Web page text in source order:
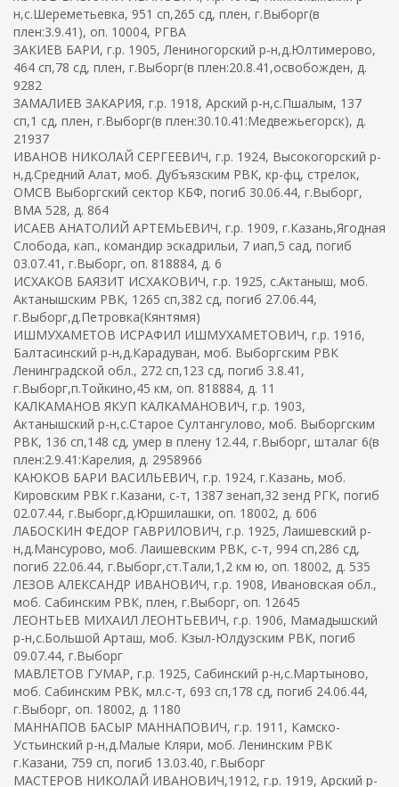
н,с.Шереметьевка, 951 сп,265 сд, плен, г.Выборг(в
плен:3.9.41), оп. 10004, РГВА
ЗАКИЕВ БАРИ, г.р. 1905, Лениногорский р-н,д.Юлтимерово,
464 сп,78 сд, плен, г.Выборг(в плен:20.8.41,освобожден, д.
9282
ЗАМАЛИЕВ ЗАКАРИЯ, г.р. 1918, Арский р-н,с.Пшалым, 137
сп,1 сд, плен, г.Выборг(в плен:30.10.41:Медвежьегорск), д.
21937
ИВАНОВ НИКОЛАЙ СЕРГЕЕВИЧ, г.р. 1924, Высокогорский р-
н,д.Средний Алат, моб. Дубъязским РВК, кр-фц, стрелок,
ОМСВ Выборгский сектор КБФ, погиб 30.06.44, г.Выборг,
ВМА 528, д. 864
ИСАЕВ АНАТОЛИЙ АРТЕМЬЕВИЧ, г.р. 1909, г.Казань,Ягодная
Слобода, кап., командир эскадрильи, 7 иап,5 сад, погиб
03.07.41, г.Выборг, оп. 818884, д. 6
ИСХАКОВ БАЯЗИТ ИСХАКОВИЧ, г.р. 1925, с.Актаныш, моб.
Актанышским РВК, 1265 сп,382 сд, погиб 27.06.44,
г.Выборг,д.Петровка(Кянтямя)
ИШМУХАМЕТОВ ИСРАФИЛ ИШМУХАМЕТОВИЧ, г.р. 1916,
Балтасинский р-н,д.Карадуван, моб. Выборгским РВК
Ленинградской обл., 272 сп,123 сд, погиб 3.8.41,
г.Выборг,п.Тойкино,45 км, оп. 818884, д. 11
КАЛКАМАНОВ ЯКУП КАЛКАМАНОВИЧ, г.р. 1903,
Актанышский р-н,с.Старое Султангулово, моб. Выборгским
РВК, 136 сп,148 сд, умер в плену 12.44, г.Выборг, шталаг 6(в
плен:2.9.41:Карелия, д. 2958966
КАЮКОВ БАРИ ВАСИЛЬЕВИЧ, г.р. 1924, г.Казань, моб.
Кировским РВК г.Казани, с-т, 1387 зенап,32 зенд РГК, погиб
02.07.44, г.Выборг,д.Юршилашки, оп. 18002, д. 606
ЛАБОСКИН ФЕДОР ГАВРИЛОВИЧ, г.р. 1925, Лаишевский р-
н,д.Мансурово, моб. Лаишевским РВК, с-т, 994 сп,286 сд,
погиб 22.06.44, г.Выборг,ст.Тали,1,2 км ю, оп. 18002, д. 535
ЛЕЗОВ АЛЕКСАНДР ИВАНОВИЧ, г.р. 1908, Ивановская обл.,
моб. Сабинским РВК, плен, г.Выборг, оп. 12645
ЛЕОНТЬЕВ МИХАИЛ ЛЕОНТЬЕВИЧ, г.р. 1906, Мамадышский
р-н,с.Большой Арташ, моб. Кзыл-Юлдузским РВК, погиб
09.07.44, г.Выборг
МАВЛЕТОВ ГУМАР, г.р. 1925, Сабинский р-н,с.Мартыново,
моб. Сабинским РВК, мл.с-т, 693 сп,178 сд, погиб 24.06.44,
г.Выборг, оп. 18002, д. 1180
МАННАПОВ БАСЫР МАННАПОВИЧ, г.р. 1911, Камско-
Устьинский р-н,д.Малые Кляри, моб. Ленинским РВК
г.Казани, 759 сп, погиб 13.03.40, г.Выборг
МАСТЕРОВ НИКОЛАЙ ИВАНОВИЧ,1912, г.р. 1919, Арский р-